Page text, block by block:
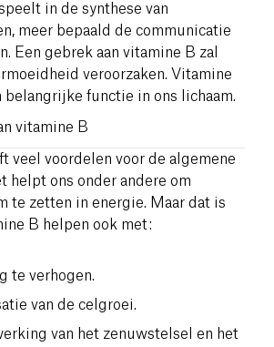
in de synthese van
meer bepaald de communicatie
Een gebrek aan vitamine B zal
veroorzaken. Vitamine
belangrijke functie in ons lichaam.
vitamine B
veel voordelen voor de algemene
helpt ons onder andere om
te zetten in energie. Maar dat is
B helpen ook met:
te verhogen.
van de celgroei.
van het zenuwstelsel en het